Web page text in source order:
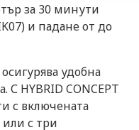
за 30 минути
и падане от до
удобна
С HYBRID CONCEPT
с включената
или с три